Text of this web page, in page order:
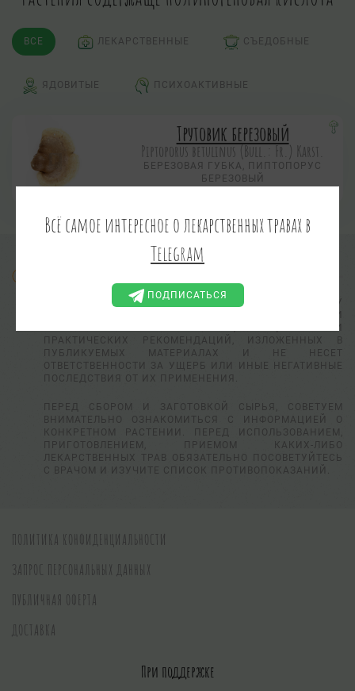
ВСЕ ЛЕКАРСТВЕННЫЕ СЪЕДОБНЫЕ
ЯДОВИТЫЕ ПСИХОАКТИВНЫЕ
Трутовик березовый
Piptoporus betulinus (Bull.: Fr.) Karst.
БЕРЕЗОВАЯ ГУБКА, ПИПТОПОРУС
БЕРЕЗОВЫЙ
АДМИНИСТРАЦИЯ САЙТА НЕ ВЫПОЛНЯЕТ ПРОВЕРКУ
ПРАКТИЧЕСКОЙ ПРИМЕНИМОСТИ И
РАБОТОСПОСОБНОСТИ СОВЕТОВ, РЕЦЕПТОВ И
ПРАКТИЧЕСКИХ РЕКОМЕНДАЦИЙ, ИЗЛОЖЕННЫХ В
ПУБЛИКУЕМЫХ МАТЕРИАЛАХ И НЕ НЕСЕТ
ОТВЕТСТВЕННОСТИ ЗА УЩЕРБ ИЛИ ИНЫЕ НЕГАТИВНЫЕ
ПОСЛЕДСТВИЯ ОТ ИХ ПРИМЕНЕНИЯ.
ПЕРЕД СБОРОМ И ЗАГОТОВКОЙ СЫРЬЯ, СОВЕТУЕМ
ВНИМАТЕЛЬНО ОЗНАКОМИТЬСЯ С ИНФОРМАЦИЕЙ О
КОНКРЕТНОМ РАСТЕНИИ. ПЕРЕД ИСПОЛЬЗОВАНИЕМ,
ПРИГОТОВЛЕНИЕМ, ПРИЕМОМ КАКИХ-ЛИБО
ЛЕКАРСТВЕННЫХ ТРАВ ОБЯЗАТЕЛЬНО ПОСОВЕТУЙТЕСЬ
С ВРАЧОМ И ИЗУЧИТЕ СПИСОК ПРОТИВОПОКАЗАНИЙ.
ПОЛИТИКА КОНФИДЕНЦИАЛЬНОСТИ
ЗАПРОС ПЕРСОНАЛЬНЫХ ДАННЫХ
ПУБЛИЧНАЯ ОФЕРТА
ДОСТАВКА
При поддержке
Всё самое интересное о лекарственных травах в
Telegram
ПОДПИСАТЬСЯ